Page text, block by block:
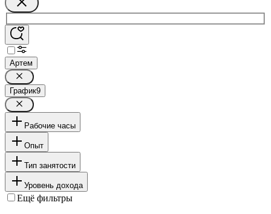
Артем
График9
Рабочие часы
Опыт
Тип занятости
Уровень дохода
Ещё фильтры